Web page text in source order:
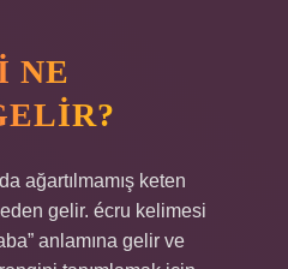
NE
ağartılmamış keten
gelir. écru kelimesi
anlamına gelir ve